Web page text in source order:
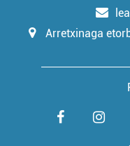
Arretxinaga